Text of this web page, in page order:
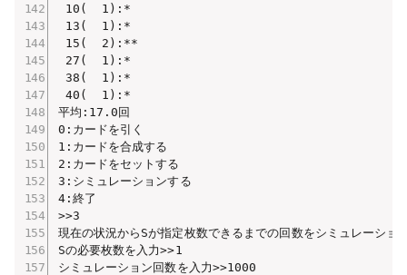
10(  1):*
13(  1):*
15(  2):**
27(  1):*
38(  1):*
40(  1):*
平均:17.0回
0:カードを引く
1:カードを合成する
2:カードをセットする
3:シミュレーションする
4:終了
>>3
現在の状況からSが指定枚数できるまでの回数をシミュレーショ
Sの必要枚数を入力>>1
シミュレーション回数を入力>>1000